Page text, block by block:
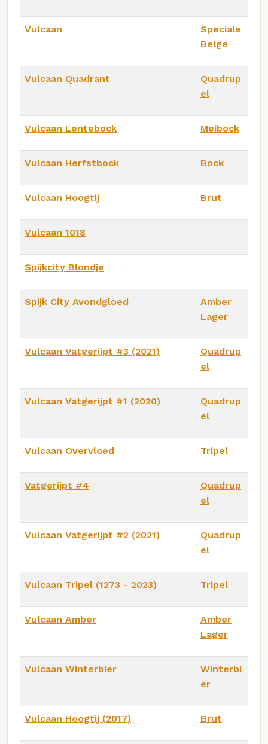
Vulcaan
Speciale
Belge
Vulcaan Quadrant
Quadrup
el
Vulcaan Lentebock Meibock
Vulcaan Herfstbock Bock
Vulcaan Hoogtij Brut
Vulcaan 1018
Spijkcity Blondje
Spijk City Avondgloed
Amber
Lager
Vulcaan Vatgerijpt #3 (2021)
Quadrup
el
Vulcaan Vatgerijpt #1 (2020)
Quadrup
el
Vulcaan Overvloed Tripel
Vatgerijpt #4
Quadrup
el
Vulcaan Vatgerijpt #2 (2021)
Quadrup
el
Vulcaan Tripel (1273 - 2023) Tripel
Vulcaan Amber
Amber
Lager
Vulcaan Winterbier
Winterbi
er
Vulcaan Hoogtij (2017) Brut